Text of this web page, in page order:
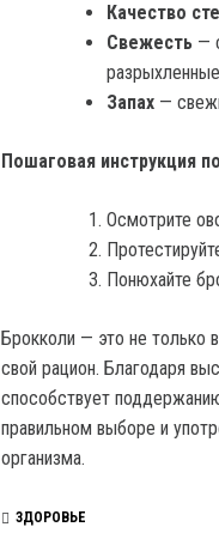
Качество
Свежесть —
Запах —
Пошаговая инструкция
Осмотрите
Понюхайте
Брокколи — это не только
свой рацион. Благодаря
способствует
правильном выборе и
организма.
ЗДОРОВЬЕ